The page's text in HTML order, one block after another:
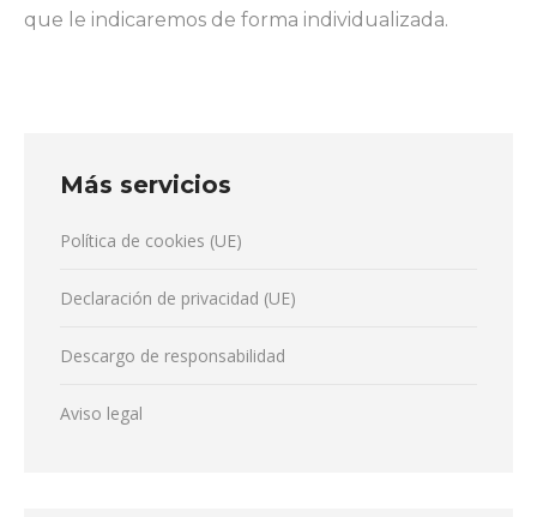
que le indicaremos de forma individualizada.
Más servicios
Política de cookies (UE)
Declaración de privacidad (UE)
Descargo de responsabilidad
Aviso legal